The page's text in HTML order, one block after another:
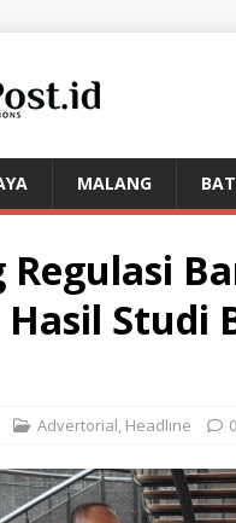
MALANG
Hasil Studi
Advertorial, Headline 0